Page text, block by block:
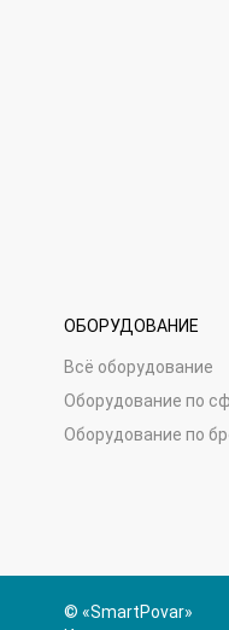
ОБОРУДОВАНИЕ
Всё оборудование
Оборудование по
Оборудование по
© «SmartPovar»